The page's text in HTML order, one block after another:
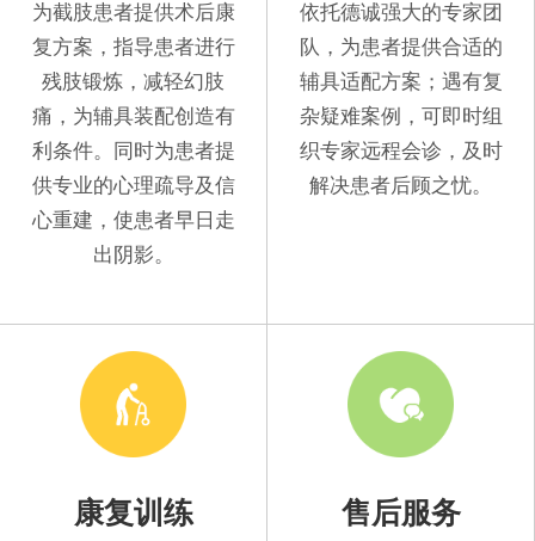
为截肢患者提供术后康
复方案，指导患者进行
残肢锻炼，减轻幻肢
痛，为辅具装配创造有
利条件。同时为患者提
供专业的心理疏导及信
心重建，使患者早日走
出阴影。
依托德诚强大的专家团
队，为患者提供合适的
辅具适配方案；遇有复
杂疑难案例，可即时组
织专家远程会诊，及时
解决患者后顾之忧。
康复训练 售后服务